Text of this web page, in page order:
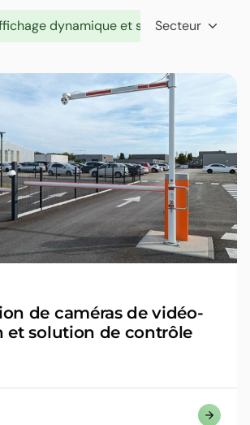
dynamique et solutions tactiles
Secteur
de caméras de vidéo-
et solution de contrôle